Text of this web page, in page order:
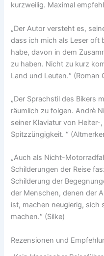
kurzweilig. Maximal
„Der Autor versteht es,
dass ich mich als Leser oft
habe, davon in dem
zu haben. Nicht zu kurz
Land und Leuten.“ (Roman
„Der Sprachstil des Bikers
räumlich zu folgen. Andrè
seiner Klaviatur von
Spitzzüngigkeit. “
„Auch als Nicht-
Schilderungen der Reise
Schilderung der
der Menschen, denen der
ist, machen neugierig, sich
machen.“ (Silke)
Rezensionen und